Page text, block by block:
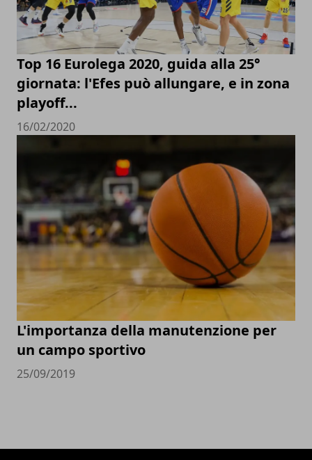
Top 16 Eurolega 2020, guida alla 25°
giornata: l'Efes può allungare, e in zona
playoff...
16/02/2020
L'importanza della manutenzione per
un campo sportivo
25/09/2019